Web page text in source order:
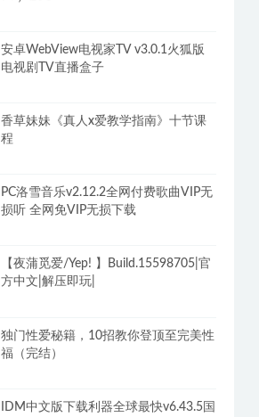
安卓WebView电视家TV v3.0.1火狐版
电视剧TV直播盒子
香草妹妹《真人x爱教学指南》十节课
程
PC洛雪音乐v2.12.2全网付费歌曲VIP无
损听 全网免VIP无损下载
【夜蒲觅爱/Yep! 】Build.15598705|官
方中文|解压即玩|
独门性爱秘籍，10招教你登顶至完美性
福（完结）
IDM中文版下载利器全球最快v6.43.5国